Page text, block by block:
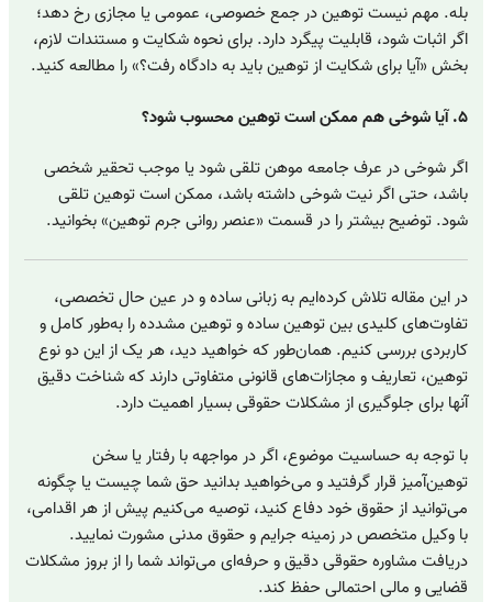
بله. مهم نیست توهین در جمع خصوصی، عمومی یا مجازی رخ دهد؛
اگر اثبات شود، قابلیت پیگرد دارد. برای نحوه شکایت و مستندات لازم،
بخش «آیا برای شکایت از توهین باید به دادگاه رفت؟» را مطالعه کنید.
۵. آیا شوخی هم ممکن است توهین محسوب شود؟
اگر شوخی در عرف جامعه موهن تلقی شود یا موجب تحقیر شخصی
باشد، حتی اگر نیت شوخی داشته باشد، ممکن است توهین تلقی
شود. توضیح بیشتر را در قسمت «عنصر روانی جرم توهین» بخوانید.
در این مقاله تلاش کرده‌ایم به زبانی ساده و در عین حال تخصصی،
تفاوت‌های کلیدی بین توهین ساده و توهین مشدده را به‌طور کامل و
کاربردی بررسی کنیم. همان‌طور که خواهید دید، هر یک از این دو نوع
توهین، تعاریف و مجازات‌های قانونی متفاوتی دارند که شناخت دقیق
آنها برای جلوگیری از مشکلات حقوقی بسیار اهمیت دارد.
با توجه به حساسیت موضوع، اگر در مواجهه با رفتار یا سخن
توهین‌آمیز قرار گرفتید و می‌خواهید بدانید حق شما چیست یا چگونه
می‌توانید از حقوق خود دفاع کنید، توصیه می‌کنیم پیش از هر اقدامی،
با وکیل متخصص در زمینه جرایم و حقوق مدنی مشورت نمایید.
دریافت مشاوره حقوقی دقیق و حرفه‌ای می‌تواند شما را از بروز مشکلات
قضایی و مالی احتمالی حفظ کند.